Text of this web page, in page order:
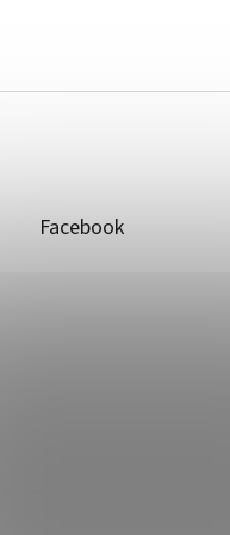
Facebook